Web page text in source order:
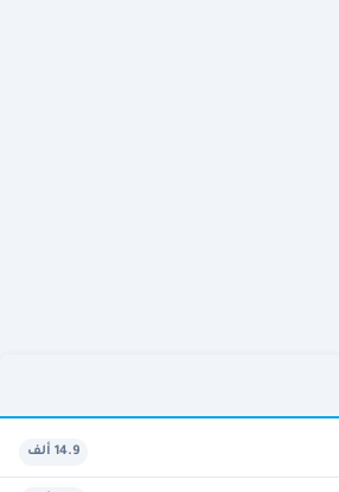
14.9 ألف